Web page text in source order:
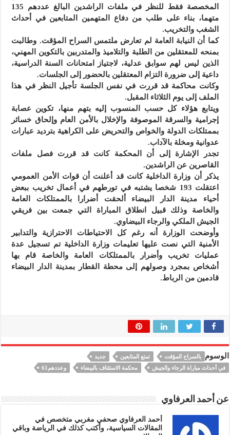
المخصصة فقط للنظر في ملفات الراشدين البالغ عددهم 135
متهما، بناء على طلب من دفاع المتهمين المتابعين في أحداث
الشغب والتخريب.
كما أن النيابة العامة لم تعارض ملتمس السراح المؤقت. وطالبت
بمنحه للمعتقلين من الطلبة والتلاميذ والمتدربين بالتكوين المهني،
الذين ليس لهم سوابق عدلية، لاجتياز امتحانات السنة الدراسية،
داعية إلى ضرورة التزام المعتقلين بالحضور إلى الجلسات.
وكانت محاكمة قد قررت في نفس الجلسة تأجيل النظر في هذا
الملف إلى يوم الثلاثاء المقبل.
ويتابع هؤلاء كل حسب المنسوب إليه بتهم منها، تكوين عصابة
إجرامية والسرقة الموصوفة والإخلال بالأمن العام وإلحاق خسائر
بممتلكات الدولة والخواص والتحريض على الكراهية بترديد عبارات
عدوانية ومخلة بالآداب.
تجدر الإشارة إلى أن المحكمة كانت قد قررت فصل ملفات
القاصرين عن الراشدين.
يذكر أن وزارة الداخلية كانت قد أعلنت أن قوات الأمن العمومي
اعتقلت 193 شخصا يشتبه في تورطهم في أعمال تخريب ببعض
أحياء مدينة الدار البيضاء ألحقت أضرارا بالممتلكات العامة
والخاصة وذلك قبيل انطلاق المباراة التي جمعت بين فريقي
الجيش الملكي والرجاء البيضاوي.
وأوضحت الوزارة أنه رغم كل الاحتياطات الاحترازية والتدابير
الأمنية التي نصت عليها تعليمات وزارة الداخلية تم تسجيل عدة
عمليات تخريب وأضرار بالممتلكات العامة والخاصة قام بها
أشخاص بمجرد وصولهم إلى محطة القطار بمدينة الدار البيضاء
قادمين من الرباط.
الوسوم بالسراح المؤقت تمتع المتابعين
جديد
في أحداث مباراة الرجاء والجيش
محكمة الاستئناف بالبيضاء وعددهم61
عن أحمد العرفاوي
أحمد العرفاوي صحفي مغربي متخصص في
المقالات السياسية، وأكتب كذلك في الرياضة وباقي